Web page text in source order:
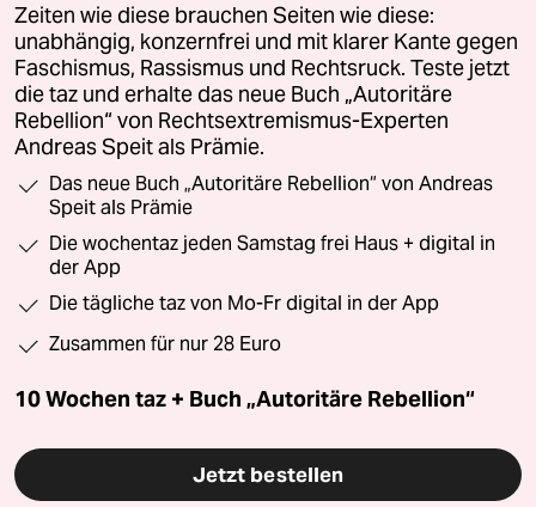
Zeiten wie diese brauchen Seiten wie diese:
unabhängig, konzernfrei und mit klarer Kante gegen
Faschismus, Rassismus und Rechtsruck. Teste jetzt
die taz und erhalte das neue Buch „Autoritäre
Rebellion“ von Rechtsextremismus-Experten
Andreas Speit als Prämie.
Das neue Buch „Autoritäre Rebellion“ von Andreas
Speit als Prämie
Die wochentaz jeden Samstag frei Haus + digital in
der App
Die tägliche taz von Mo-Fr digital in der App
Zusammen für nur 28 Euro
10 Wochen taz + Buch „Autoritäre Rebellion“
Jetzt bestellen